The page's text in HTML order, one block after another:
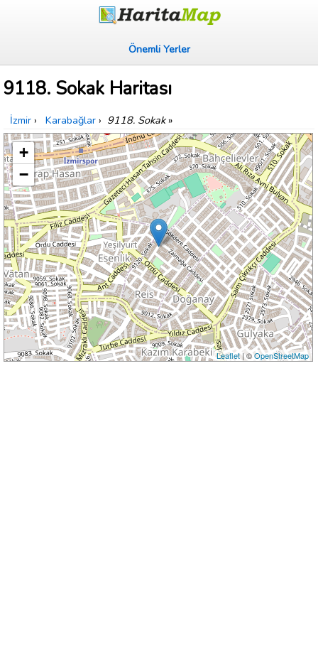
Önemli Yerler
9118. Sokak Haritası
İzmir › Karabağlar › 9118. Sokak»
+
−
Leaflet| ©OpenStreetMap